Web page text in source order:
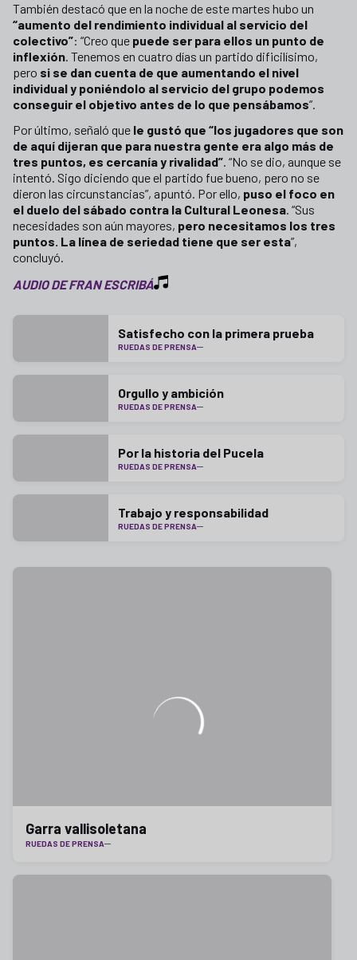
También destacó que en la noche de este martes hubo un
“aumento del rendimiento individual al servicio del
colectivo”: “Creo que puede ser para ellos un punto de
inflexión. Tenemos en cuatro días un partido dificilísimo,
pero si se dan cuenta de que aumentando el nivel
individual y poniéndolo al servicio del grupo podemos
conseguir el objetivo antes de lo que pensábamos”.
Por último, señaló que le gustó que “los jugadores que son
de aquí dijeran que para nuestra gente era algo más de
tres puntos, es cercanía y rivalidad”. “No se dio, aunque se
intentó. Sigo diciendo que el partido fue bueno, pero no se
dieron las circunstancias”, apuntó. Por ello, puso el foco en
el duelo del sábado contra la Cultural Leonesa. “Sus
necesidades son aún mayores, pero necesitamos los tres
puntos. La línea de seriedad tiene que ser esta”,
concluyó.
AUDIO DE FRAN ESCRIBÁ
Satisfecho con la primera prueba
RUEDAS DE PRENSA
Orgullo y ambición
RUEDAS DE PRENSA
Por la historia del Pucela
RUEDAS DE PRENSA
Trabajo y responsabilidad
RUEDAS DE PRENSA
Garra vallisoletana
RUEDAS DE PRENSA